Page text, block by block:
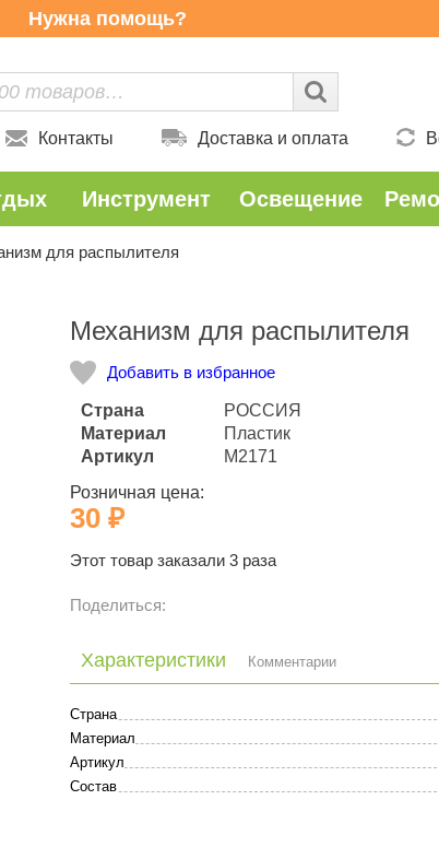
Нужна помощь?
Контакты Доставка и оплата
Инструмент Освещение
для распылителя
Механизм для распылителя
Добавить в избранное
Страна
РОССИЯ
Материал
Пластик
Артикул
M2171
Розничная цена:
30 ₽
Этот товар заказали 3 раза
Поделиться:
Характеристики Комментарии
Страна
Материал
Артикул
Состав